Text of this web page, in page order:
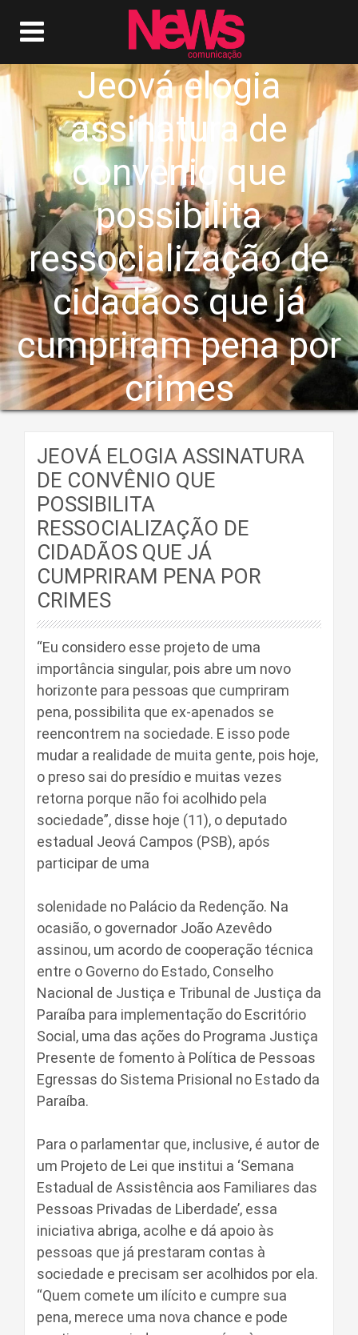
Jeová elogia
assinatura de
convênio que
possibilita
ressocialização de
cidadãos que já
cumpriram pena por
crimes
JEOVÁ ELOGIA ASSINATURA
DE CONVÊNIO QUE
POSSIBILITA
RESSOCIALIZAÇÃO DE
CIDADÃOS QUE JÁ
CUMPRIRAM PENA POR
CRIMES
“Eu considero esse projeto de uma
importância singular, pois abre um novo
horizonte para pessoas que cumpriram
pena, possibilita que ex-apenados se
reencontrem na sociedade. E isso pode
mudar a realidade de muita gente, pois hoje,
o preso sai do presídio e muitas vezes
retorna porque não foi acolhido pela
sociedade”, disse hoje (11), o deputado
estadual Jeová Campos (PSB), após
participar de uma
solenidade no Palácio da Redenção. Na
ocasião, o governador João Azevêdo
assinou, um acordo de cooperação técnica
entre o Governo do Estado, Conselho
Nacional de Justiça e Tribunal de Justiça da
Paraíba para implementação do Escritório
Social, uma das ações do Programa Justiça
Presente de fomento à Política de Pessoas
Egressas do Sistema Prisional no Estado da
Paraíba.
Para o parlamentar que, inclusive, é autor de
um Projeto de Lei que institui a ‘Semana
Estadual de Assistência aos Familiares das
Pessoas Privadas de Liberdade’, essa
iniciativa abriga, acolhe e dá apoio às
pessoas que já prestaram contas à
sociedade e precisam ser acolhidos por ela.
“Quem comete um ilícito e cumpre sua
pena, merece uma nova chance e pode